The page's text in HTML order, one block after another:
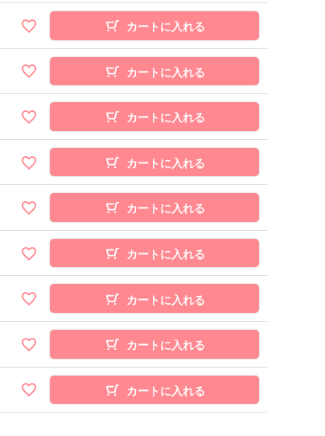
カートに入れる
カートに入れる
カートに入れる
カートに入れる
カートに入れる
カートに入れる
カートに入れる
カートに入れる
カートに入れる